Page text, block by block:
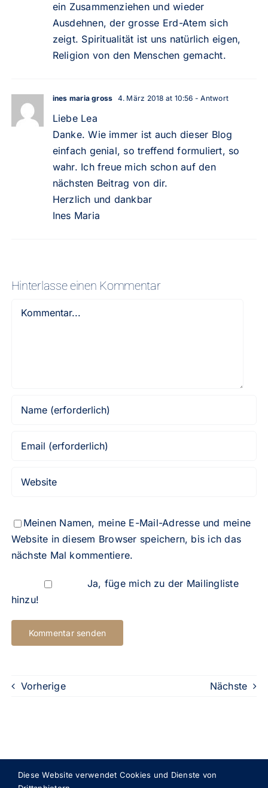
ein Zusammenziehen und wieder
Ausdehnen, der grosse Erd-Atem sich
zeigt. Spiritualität ist uns natürlich eigen,
Religion von den Menschen gemacht.
ines maria gross 4. März 2018 at 10:56 - Antwort
Liebe Lea
Danke. Wie immer ist auch dieser Blog
einfach genial, so treffend formuliert, so
wahr. Ich freue mich schon auf den
nächsten Beitrag von dir.
Herzlich und dankbar
Ines Maria
Hinterlasse einen Kommentar
Meinen Namen, meine E-Mail-Adresse und meine
Website in diesem Browser speichern, bis ich das
nächste Mal kommentiere.
Ja, füge mich zu der Mailingliste
hinzu!
Vorherige Nächste
Diese Website verwendet Cookies und Dienste von